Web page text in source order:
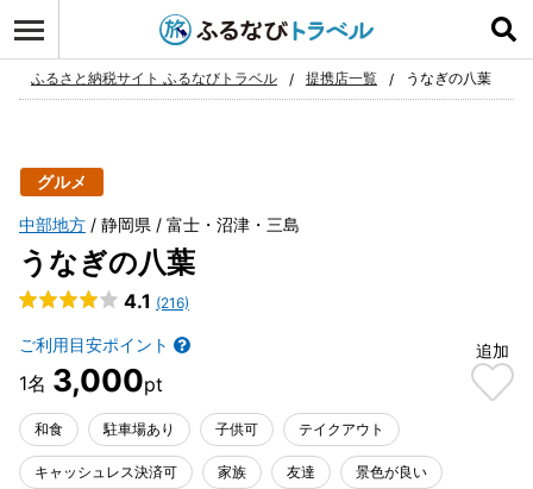
お気に入り
ふるさと納税サイト ふるなびトラベル 提携店一覧 うなぎの八葉
グルメ
中部地方 静岡県 富士・沼津・三島
うなぎの八葉
4.1 (216)
ご利用目安ポイント
3,000
追加
和食 駐車場あり 子供可 テイクアウト
キャッシュレス決済可 家族 友達 景色が良い